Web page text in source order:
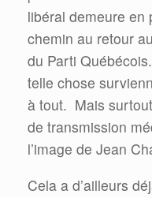
libéral demeure en
chemin au retour
du Parti Québécois.
telle chose
à tout. Mais
de transmission
l’image de Jean
Cela a d’ailleurs